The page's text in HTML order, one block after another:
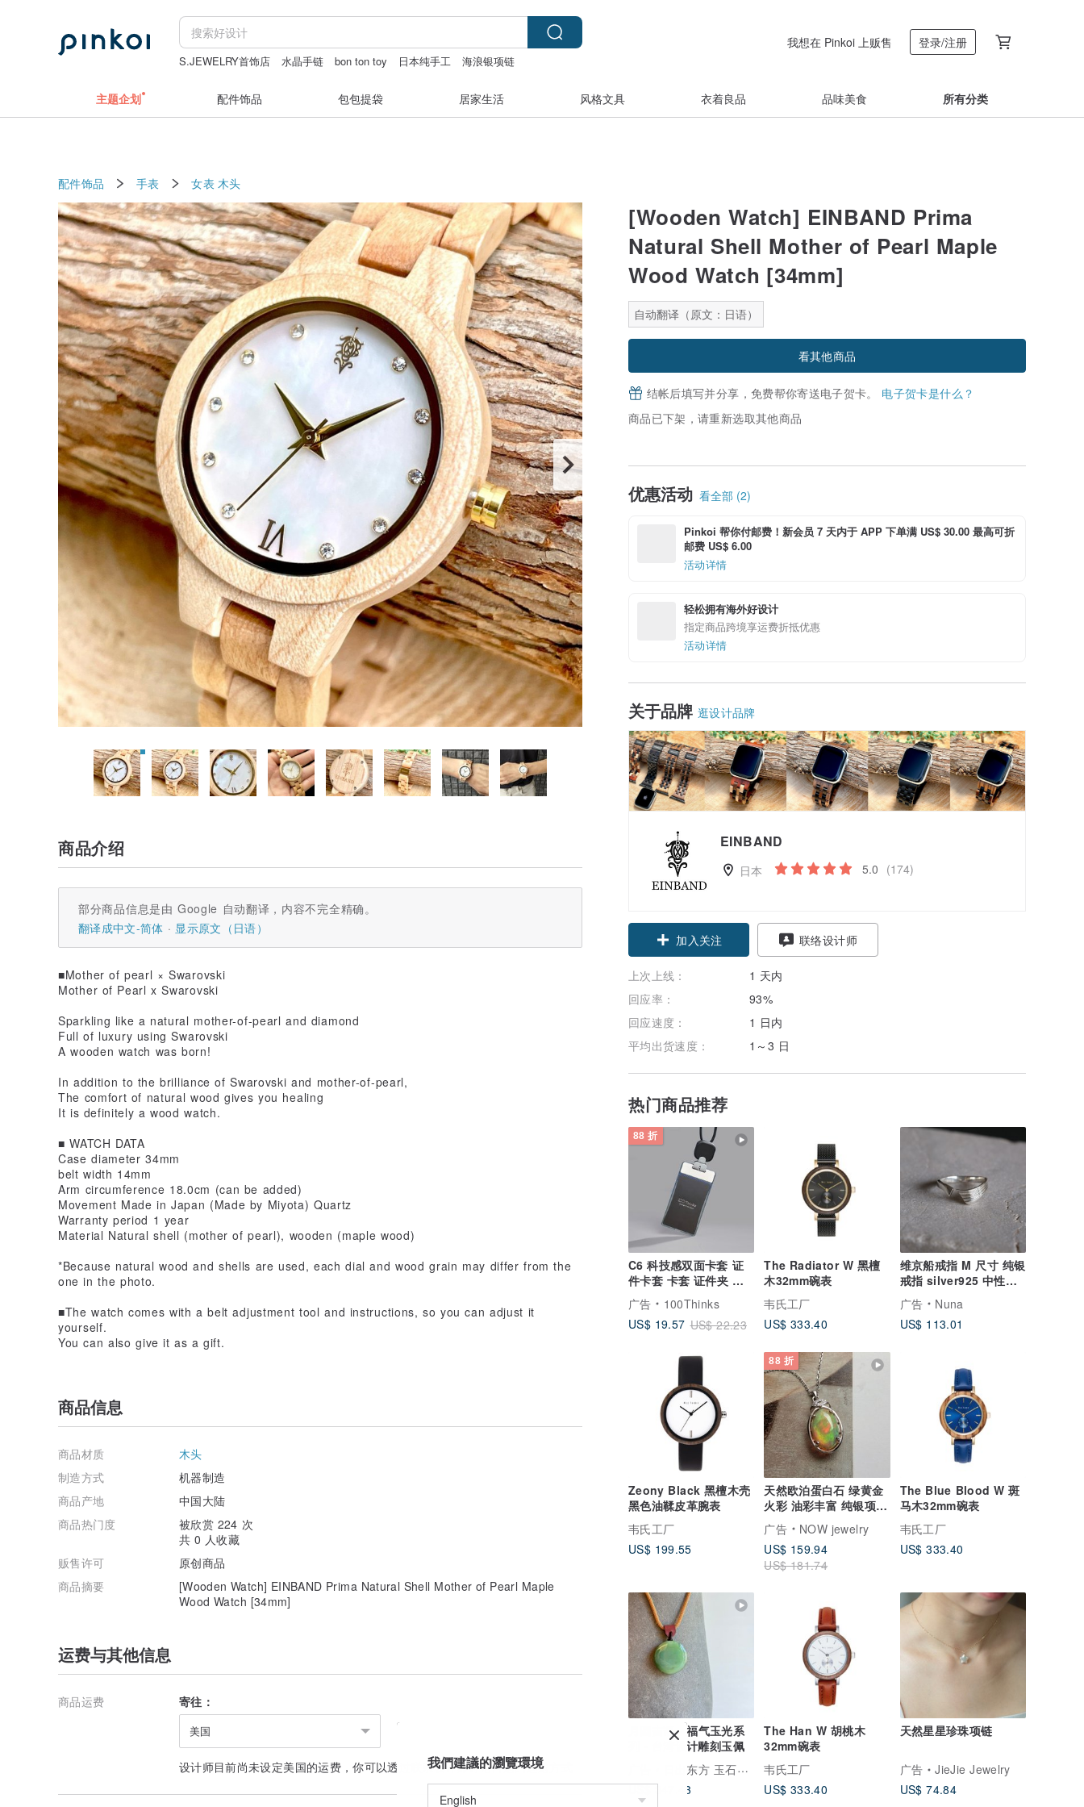
S.JEWELRY首饰店 水晶手链 bon ton toy 日本纯手工
海浪银项链
我想在 Pinkoi 上贩售 登录/注册
主题企划 配件饰品 包包提袋 居家生活 风格文具 衣着良品 品味美食 所有分类
配件饰品 手表 女表 木头
[Wooden Watch] EINBAND Prima
Natural Shell Mother of Pearl Maple
Wood Watch [34mm]
自动翻译（原文：日语）
看其他商品
结帐后填写并分享，免费帮你寄送电子贺卡。 电子贺卡是什么？
商品已下架，请重新选取其他商品
优惠活动 看全部 (2)
Pinkoi 帮你付邮费！新会员 7 天内于 APP 下单满 US$ 30.00 最高可折
邮费 US$ 6.00
活动详情
轻松拥有海外好设计
指定商品跨境享运费折抵优惠
活动详情
关于品牌 逛设计品牌
EINBAND
日本 5.0 (174)
领优惠券
加入关注
联络设计师
上次上线：
1 天内
回应率：
93%
回应速度：
1 日内
平均出货速度：
1～3 日
热门商品推荐
88 折
C6 科技感双面卡套 证
件卡套 卡套 证件夹 伸
缩卡套
广告
100Thinks
US$ 19.57 US$ 22.23
The Radiator W 黑檀
木32mm碗表
韦氏工厂
US$ 333.40
维京船戒指 M 尺寸 纯银
戒指 silver925 中性款
礼物 戒指・指轮 银饰
赠礼
广告
Nuna
US$ 113.01
Zeony Black 黑檀木壳
黑色油鞣皮革腕表
韦氏工厂
US$ 199.55
88 折
天然欧泊蛋白石 绿黄金
火彩 油彩丰富 纯银项链
收藏级轻珠宝
广告
NOW jewelry
US$ 159.94
US$ 181.74
The Blue Blood W 斑
马木32mm碗表
韦氏工厂
US$ 333.40
月圆吉语 - 福气玉光系
列 - 台湾设计雕刻玉佩
日出东方 玉石作坊 Oriental Sunrise
US$ 347.43
The Han W 胡桃木
32mm碗表
韦氏工厂
US$ 333.40
天然星星珍珠项链
广告
JieJie Jewelry
US$ 74.84
商品介绍
部分商品信息是由 Google 自动翻译，内容不完全精确。
翻译成中文-简体
显示原文（日语）
■Mother of pearl × Swarovski
Mother of Pearl x Swarovski
Sparkling like a natural mother-of-pearl and diamond
Full of luxury using Swarovski
A wooden watch was born!
In addition to the brilliance of Swarovski and mother-of-pearl,
The comfort of natural wood gives you healing
It is definitely a wood watch.
■ WATCH DATA
Case diameter 34mm
belt width 14mm
Arm circumference 18.0cm (can be added)
Movement Made in Japan (Made by Miyota) Quartz
Warranty period 1 year
Material Natural shell (mother of pearl), wooden (maple wood)
*Because natural wood and shells are used, each dial and wood grain may differ from the
one in the photo.
■The watch comes with a belt adjustment tool and instructions, so you can adjust it
yourself.
You can also give it as a gift.
商品信息
商品材质
木头
制造方式
机器制造
商品产地
中国大陆
商品热门度
被欣赏 224 次
共 0 人收藏
贩售许可
原创商品
商品摘要
[Wooden Watch] EINBAND Prima Natural Shell Mother of Pearl Maple
Wood Watch [34mm]
运费与其他信息
商品运费 寄往：
美国
设计师目前尚未设定美国的运费，你可以透过 联系设计师讨论合适的运送方式
我們建議的瀏覽環境